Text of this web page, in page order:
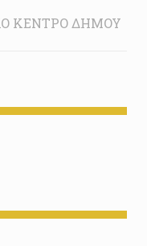
ΚΈΝΤΡΟ ΔΉΜΟΥ